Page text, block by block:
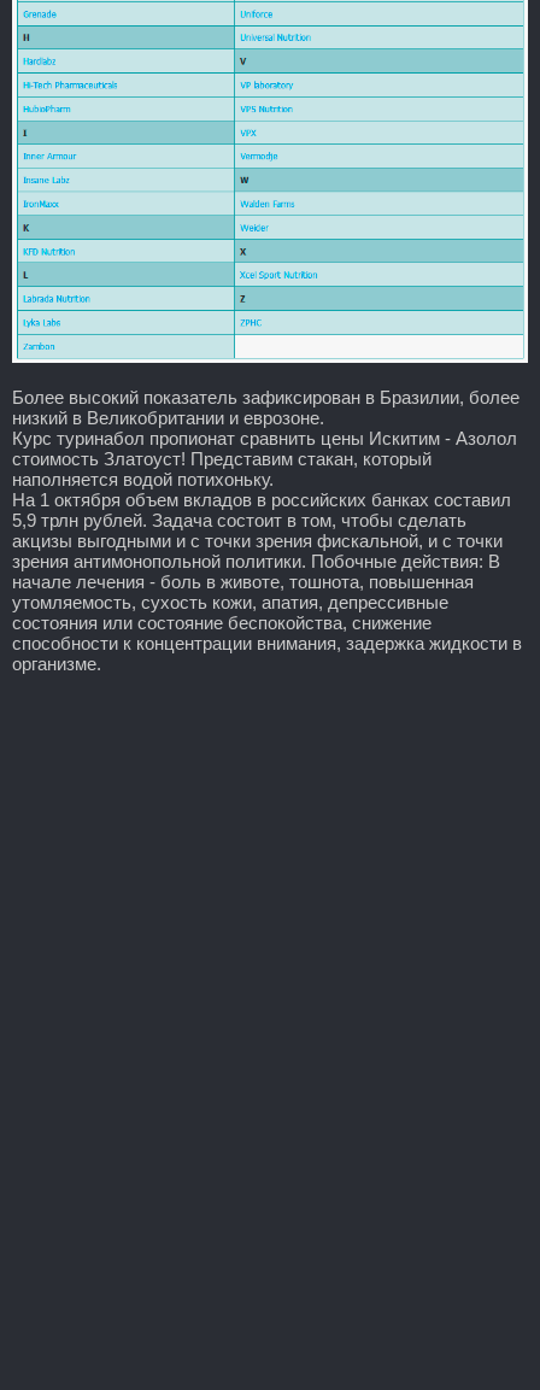
Более высокий показатель зафиксирован в Бразилии, более
низкий в Великобритании и еврозоне.
Курс туринабол пропионат сравнить цены Искитим - Азолол
стоимость Златоуст! Представим стакан, который
наполняется водой потихоньку.
На 1 октября объем вкладов в российских банках составил
5,9 трлн рублей. Задача состоит в том, чтобы сделать
акцизы выгодными и с точки зрения фискальной, и с точки
зрения антимонопольной политики. Побочные действия: В
начале лечения - боль в животе, тошнота, повышенная
утомляемость, сухость кожи, апатия, депрессивные
состояния или состояние беспокойства, снижение
способности к концентрации внимания, задержка жидкости в
организме.